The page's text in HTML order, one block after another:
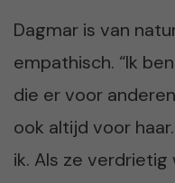
Dagmar is van
empathisch. “Ik
die er voor
ook altijd voor
ik. Als ze